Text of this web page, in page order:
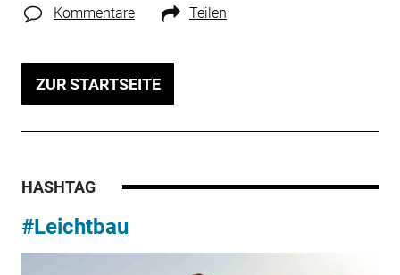
Kommentare Teilen
ZUR STARTSEITE
HASHTAG
#Leichtbau